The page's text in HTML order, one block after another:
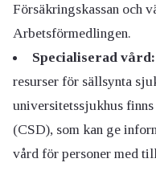
Försäkringskassan och
Arbetsförmedlingen.
Specialiserad vård:
resurser för sällsynta
universitetssjukhus
(CSD), som kan ge
vård för personer med